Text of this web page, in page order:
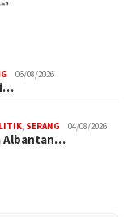
06/08/2026
, SERANG 04/08/2026
Albantan…